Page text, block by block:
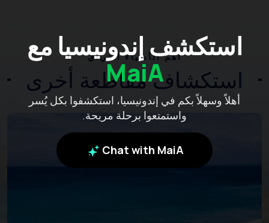
استكشف إندونيسيا مع
MaiA
أهلاً وسهلاً بكم في إندونيسيا، استكشفوا بكل يُسر
واستمتعوا برحلة مريحة.
Chat with MaiA
أهم الأشياء التي ي
استكشاف مقاطعة أخرى